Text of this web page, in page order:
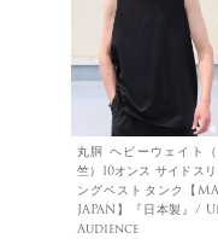
丸胴 ヘビーウェイト
竺）10オンス サイドス
ングベストタンク【
JAPAN】『日本製』/
Audience